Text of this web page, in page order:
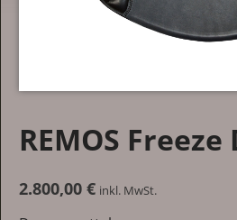
REMOS
2.800,00 € inkl. MwSt.